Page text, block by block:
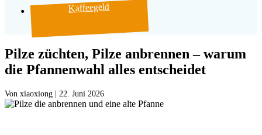
Kaffeegeld
Pilze züchten, Pilze anbrennen – warum
die Pfannenwahl alles entscheidet
Von 22. Juni 2026